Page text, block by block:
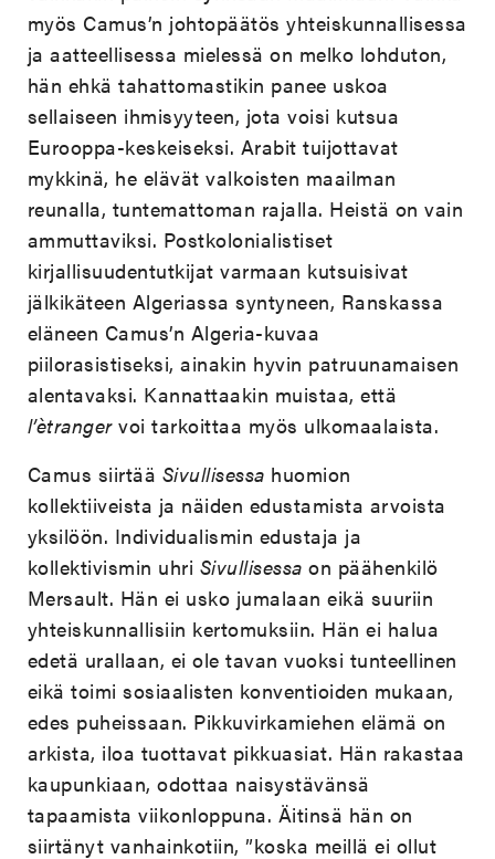
myös Camus’n johtopäätös yhteiskunnallisessa
ja aatteellisessa mielessä on melko lohduton,
hän ehkä tahattomastikin panee uskoa
sellaiseen ihmisyyteen, jota voisi kutsua
Eurooppa-keskeiseksi. Arabit tuijottavat
mykkinä, he elävät valkoisten maailman
reunalla, tuntemattoman rajalla. Heistä on vain
ammuttaviksi. Postkolonialistiset
kirjallisuudentutkijat varmaan kutsuisivat
jälkikäteen Algeriassa syntyneen, Ranskassa
eläneen Camus’n Algeria-kuvaa
piilorasistiseksi, ainakin hyvin patruunamaisen
alentavaksi. Kannattaakin muistaa, että
l’ètrangervoi tarkoittaa myös ulkomaalaista.
Camus siirtää Sivullisessa huomion
kollektiiveista ja näiden edustamista arvoista
yksilöön. Individualismin edustaja ja
kollektivismin uhri Sivullisessa on päähenkilö
Mersault. Hän ei usko jumalaan eikä suuriin
yhteiskunnallisiin kertomuksiin. Hän ei halua
edetä urallaan, ei ole tavan vuoksi tunteellinen
eikä toimi sosiaalisten konventioiden mukaan,
edes puheissaan. Pikkuvirkamiehen elämä on
arkista, iloa tuottavat pikkuasiat. Hän rakastaa
kaupunkiaan, odottaa naisystävänsä
tapaamista viikonloppuna. Äitinsä hän on
siirtänyt vanhainkotiin, ”koska meillä ei ollut